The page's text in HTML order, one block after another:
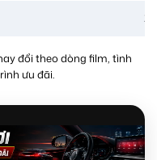
2
đổi theo dòng film, tình
ưu đãi.